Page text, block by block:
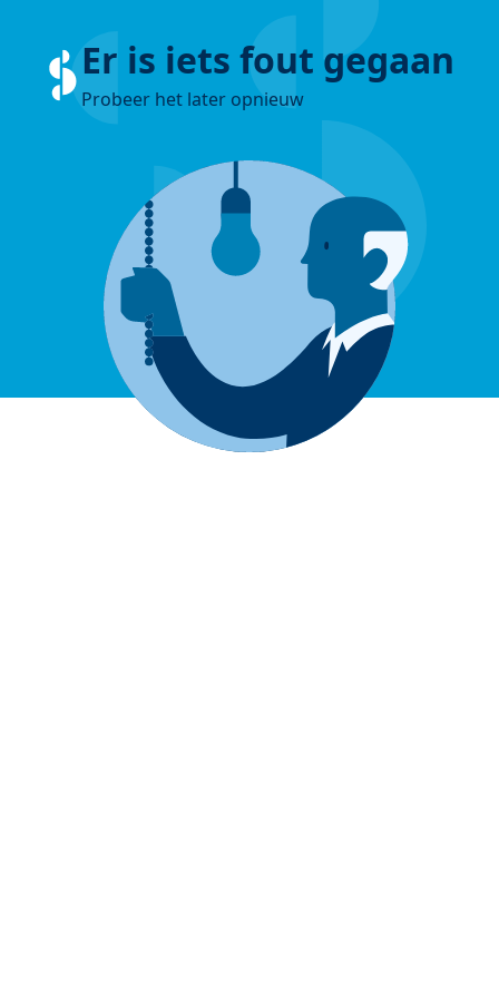
Er is iets fout gegaan
Probeer het later opnieuw